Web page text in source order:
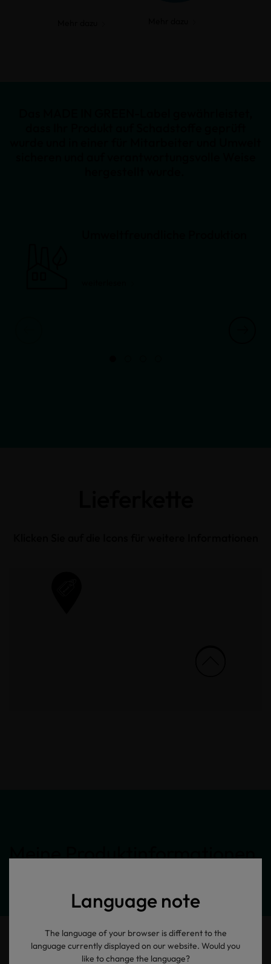
Language note
The language of your browser is different to the
language currently displayed on our website. Would you
like to change the language?
Meine Produktinformationen